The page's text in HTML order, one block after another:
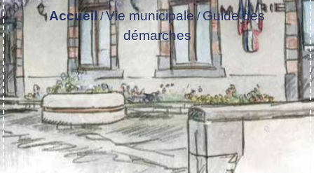
Accueil /Vie municipale/Guide des
démarches